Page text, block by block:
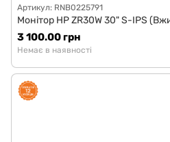
Артикул: RNB0225791
Монітор HP ZR30W 30" S-IPS
3 100.00 грн
Немає в наявності